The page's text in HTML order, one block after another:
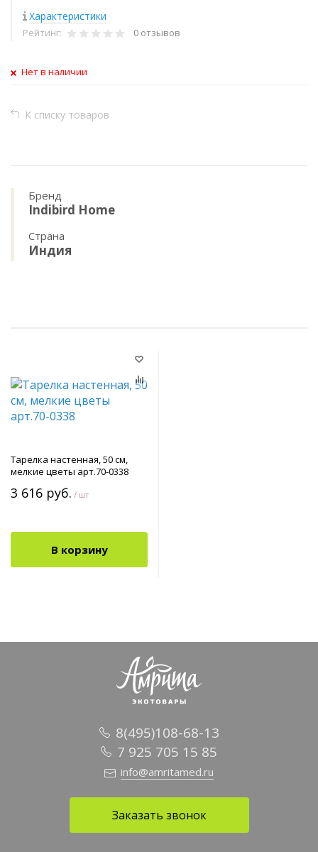
Характеристики
Рейтинг: 0 отзывов
Нет в наличии
К списку товаров
Бренд
Indibird Home
Страна
Индия
Тарелка настенная, 50 см,
мелкие цветы арт.70-0338
3 616 руб. / шт
В корзину
8(495)108-68-13
7 925 705 15 85
info@amritamed.ru
Заказать звонок